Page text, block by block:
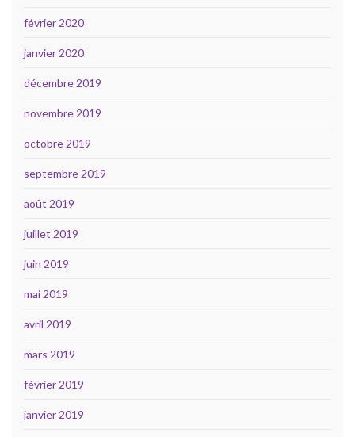
février 2020
janvier 2020
décembre 2019
novembre 2019
octobre 2019
septembre 2019
août 2019
juillet 2019
juin 2019
mai 2019
avril 2019
mars 2019
février 2019
janvier 2019